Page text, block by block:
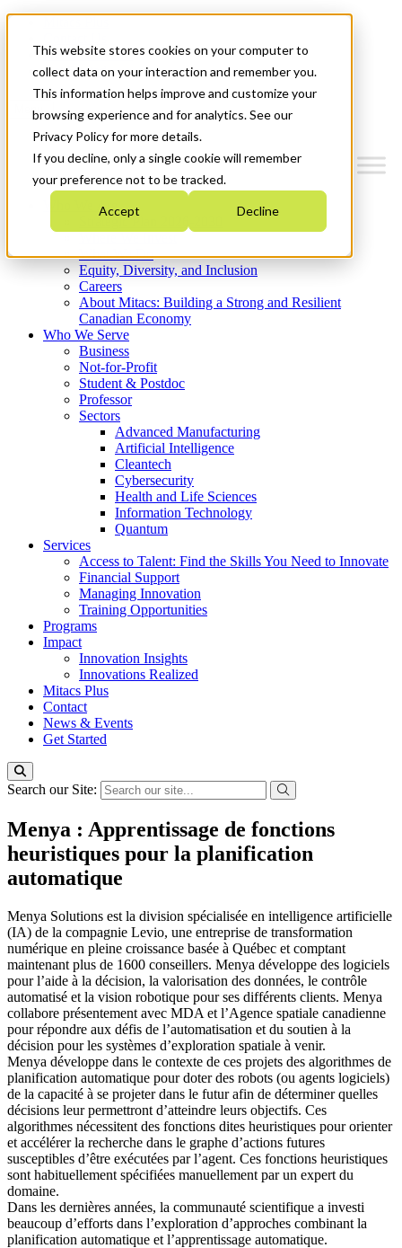
This website stores cookies on your computer to
collect data on your interaction and remember you.
This information helps improve and customize your
browsing experience and for analytics. See our
Privacy Policy for more details.
If you decline, only a single cookie will remember
your preference not to be tracked.
Accept Decline
News & Events
Get Started
Menu
Who We Are
Strategic Plan 2026-2030
What We Do
Equity, Diversity, and Inclusion
Careers
About Mitacs: Building a Strong and Resilient
Canadian Economy
Who We Serve
Business
Not-for-Profit
Student & Postdoc
Professor
Sectors
Advanced Manufacturing
Artificial Intelligence
Cleantech
Cybersecurity
Health and Life Sciences
Information Technology
Quantum
Services
Access to Talent: Find the Skills You Need to Innovate
Financial Support
Managing Innovation
Training Opportunities
Programs
Impact
Innovation Insights
Innovations Realized
Mitacs Plus
Contact
News & Events
Get Started
Search our Site:
Menya : Apprentissage de fonctions
heuristiques pour la planification
automatique
Menya Solutions est la division spécialisée en intelligence artificielle
(IA) de la compagnie Levio, une entreprise de transformation
numérique en pleine croissance basée à Québec et comptant
maintenant plus de 1600 conseillers. Menya développe des logiciels
pour l’aide à la décision, la valorisation des données, le contrôle
automatisé et la vision robotique pour ses différents clients. Menya
collabore présentement avec MDA et l’Agence spatiale canadienne
pour répondre aux défis de l’automatisation et du soutien à la
décision pour les systèmes d’exploration spatiale à venir.
Menya développe dans le contexte de ces projets des algorithmes de
planification automatique pour doter des robots (ou agents logiciels)
de la capacité à se projeter dans le futur afin de déterminer quelles
décisions leur permettront d’atteindre leurs objectifs. Ces
algorithmes nécessitent des fonctions dites heuristiques pour orienter
et accélérer la recherche dans le graphe d’actions futures
susceptibles d’être exécutées par l’agent. Ces fonctions heuristiques
sont habituellement spécifiées manuellement par un expert du
domaine.
Dans les dernières années, la communauté scientifique a investi
beaucoup d’efforts dans l’exploration d’approches combinant la
planification automatique et l’apprentissage automatique.